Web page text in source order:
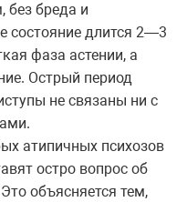
без бреда и
состояние длится 2—3
фаза астении, а
Острый период
не связаны ни с
атипичных психозов
остро вопрос об
объясняется тем,